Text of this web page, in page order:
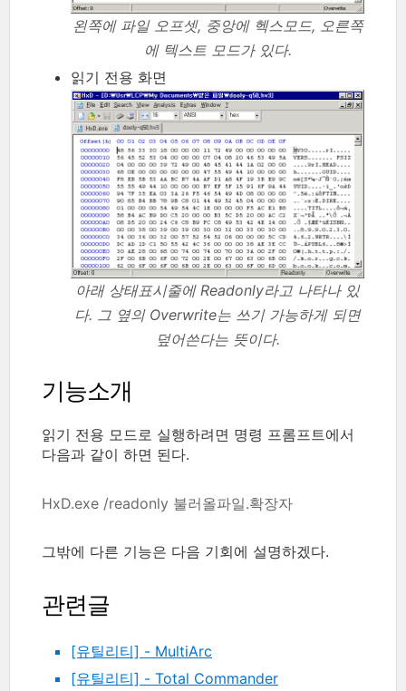
왼쪽에 파일 오프셋, 중앙에 헥스모드, 오른쪽
에 텍스트 모드가 있다.
읽기 전용 화면
아래 상태표시줄에 Readonly라고 나타나 있
다. 그 옆의 Overwrite는 쓰기 가능하게 되면
덮어쓴다는 뜻이다.
기능소개
읽기 전용 모드로 실행하려면 명령 프롬프트에서
다음과 같이 하면 된다.
HxD.exe /readonly 불러올파일.확장자
그밖에 다른 기능은 다음 기회에 설명하겠다.
관련글
[유틸리티] - MultiArc
[유틸리티] - Total Commander